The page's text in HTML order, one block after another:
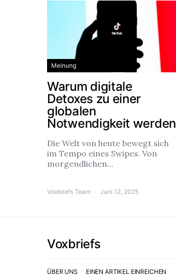
Meinung
Warum digitale
Detoxes zu einer
globalen
Notwendigkeit werden
Die Welt von heute bewegt sich
im Tempo eines Swipes. Von
morgendlichen…
Voxbriefs Team Juni 12, 2025
Voxbriefs
ÜBER UNS EINEN ARTIKEL EINREICHEN